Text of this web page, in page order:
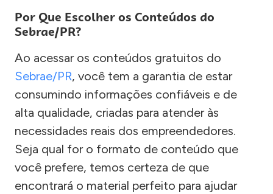
Por Que Escolher os Conteúdos do
Sebrae/PR?
Ao acessar os conteúdos gratuitos do
Sebrae/PR, você tem a garantia de estar
consumindo informações confiáveis e de
alta qualidade, criadas para atender às
necessidades reais dos empreendedores.
Seja qual for o formato de conteúdo que
você prefere, temos certeza de que
encontrará o material perfeito para ajudar